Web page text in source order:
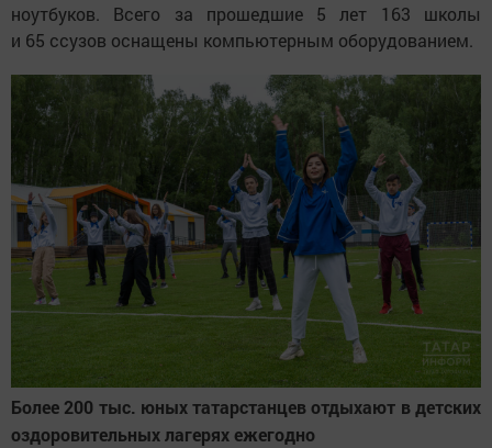
ноутбуков. Всего за прошедшие 5 лет 163 школы
и 65 ссузов оснащены компьютерным оборудованием.
Более 200 тыс. юных татарстанцев отдыхают в детских
оздоровительных лагерях ежегодно